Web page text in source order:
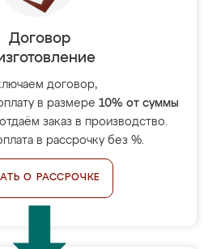
Договор
договор,
в размере 10% от суммы
заказ в производство.
в рассрочку без %.
О РАССРОЧКЕ